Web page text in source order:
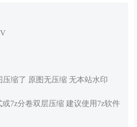
缩了 原图无压缩 无本站水印
7z分卷双层压缩 建议使用7z软件